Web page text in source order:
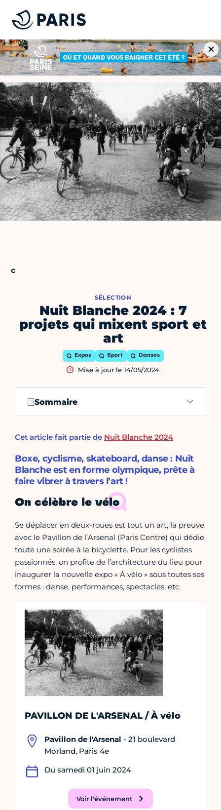
Nuit Blanche 2024 : 7
projets qui mixent sport et
art
SÉLECTION
Expos Sport Danses
Mise à jour le 14/05/2024
Sommaire
Cet article fait partie de Nuit Blanche 2024
Boxe, cyclisme, skateboard, danse : Nuit
Blanche est en forme olympique, prête à
faire vibrer à travers l’art !
On célèbre le vélo
Se déplacer en deux-roues est tout un art, la preuve
avec le Pavillon de l’Arsenal (Paris Centre) qui dédie
toute une soirée à la bicyclette. Pour les cyclistes
passionnés, on profite de l’architecture du lieu pour
inaugurer la nouvelle expo « À vélo » sous toutes ses
formes : danse, performances, spectacles, etc.
PAVILLON DE L'ARSENAL / À vélo
Pavillon de l'Arsenal - 21 boulevard
Morland, Paris 4e
Du samedi 01 juin 2024
Voir l'événement